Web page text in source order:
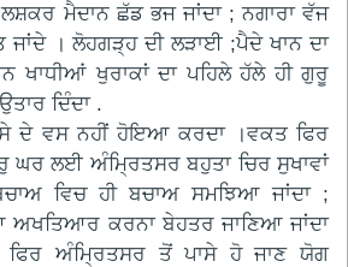
ਮੈਦਾਨ ਛੱਡ ਭਜ ਜਾਂਦਾ ; ਨਗਾਰਾ ਵੱਜ
ਜਾਂਦੇ । ਲੋਹਗੜ੍ਹ ਦੀ ਲੜਾਈ ;ਪੈਦੇ ਖਾਨ ਦਾ
ਖਾਧੀਆਂ ਖੁਰਾਕਾਂ ਦਾ ਪਹਿਲੇ ਹੱਲੇ ਹੀ ਗੁਰੂ
ਦਿੰਦਾ .
ਦੇ ਵਸ ਨਹੀਂ ਹੋਇਆ ਕਰਦਾ ।ਵਕਤ ਫਿਰ
ਘਰ ਲਈ ਅੰਮ੍ਰਿਤਸਰ ਬਹੁਤਾ ਚਿਰ ਸੁਖਾਵਾਂ
ਵਿਚ ਹੀ ਬਚਾਅ ਸਮਝਿਆ ਜਾਂਦਾ ;
ਕਰਨਾ ਬੇਹਤਰ ਜਾਣਿਆ ਜਾਂਦਾ
ਅੰਮ੍ਰਿਤਸਰ ਤੋਂ ਪਾਸੇ ਹੋ ਜਾਣ ਯੋਗ